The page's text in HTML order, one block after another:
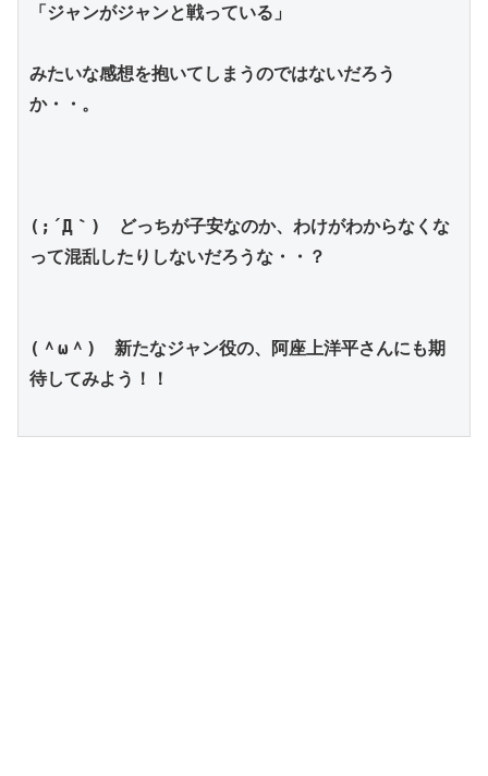
「ジャンがジャンと戦っている」
みたいな感想を抱いてしまうのではないだろう
か・・。
(;´Д｀)　どっちが子安なのか、わけがわからなくな
って混乱したりしないだろうな・・？
(＾ω＾)　新たなジャン役の、阿座上洋平さんにも期
待してみよう！！